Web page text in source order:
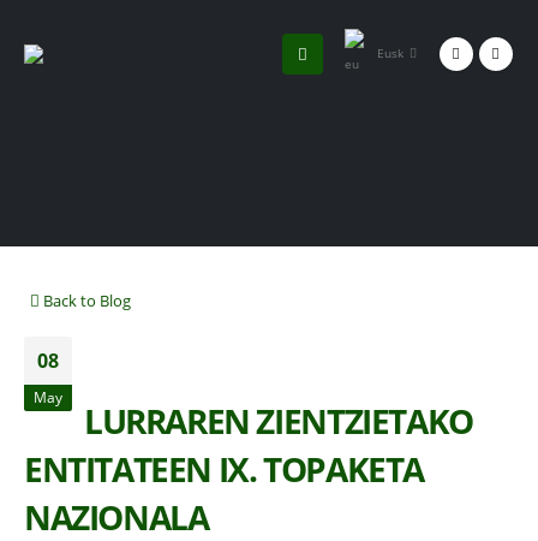
Eusk
Back to Blog
08
May
LURRAREN ZIENTZIETAKO
ENTITATEEN IX. TOPAKETA
NAZIONALA